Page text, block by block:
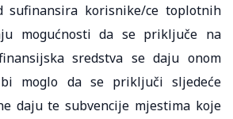
sufinansira korisnike/ce toplotnih
mogućnosti da se priključe na
sredstva se daju onom
moglo da se priključi sljedeće
daju te subvencije mjestima koje